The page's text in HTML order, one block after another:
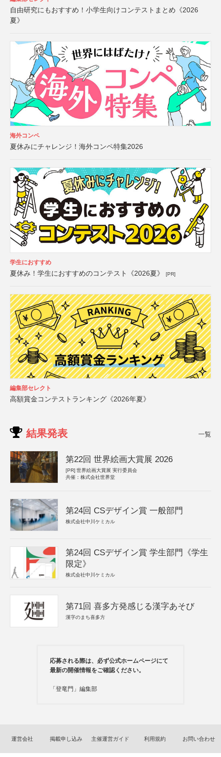
自由研究にもおすすめ！小学生向けコンテストまとめ《2026
夏》
海外コンペ
夏休みにチャレンジ！海外コンペ特集2026
学生におすすめ
夏休み！学生におすすめのコンテスト《2026夏》 [PR]
編集部セレクト
高額賞金コンテストランキング《2026年夏》
結果発表 一覧
第22回 世界絵画大賞展 2026
[PR] 世界絵画大賞展 実行委員会
共催：株式会社世界堂
第24回 CSデザイン賞 一般部門
株式会社中川ケミカル
第24回 CSデザイン賞 学生部門《学生
限定》
株式会社中川ケミカル
第71回 喜多方発感じる漢字あそび
漢字のまち喜多方
応募される際は、必ず公式ホームページにて
最新の開催情報をご確認ください。
「登竜門」編集部
運営会社 掲載申し込み 主催運営ガイド 利用規約 お問い合わせ